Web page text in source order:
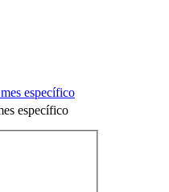
específico